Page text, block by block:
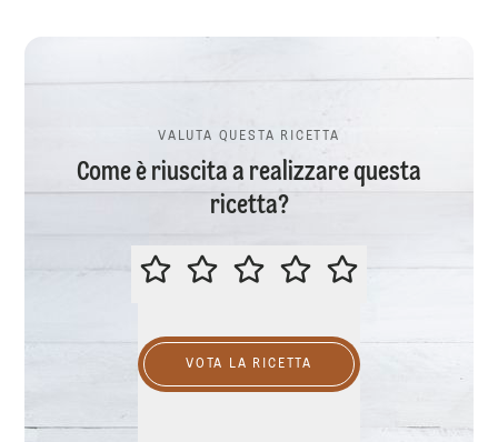
VALUTA QUESTA RICETTA
Come è riuscita a realizzare questa
ricetta?
VALUTA QUESTA RICETTA
VOTA LA RICETTA